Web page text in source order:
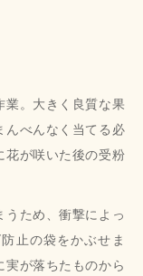
業。大きく良質な果
んべんなく当てる必
花が咲いた後の受粉
うため、衝撃によっ
止の袋をかぶせま
実が落ちたものから